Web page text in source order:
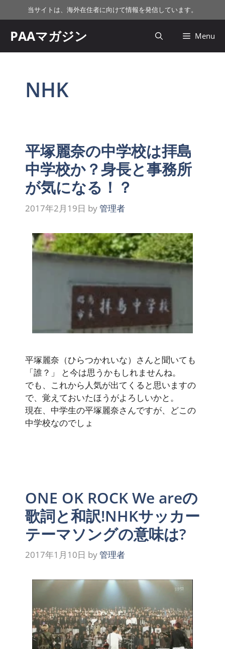
ン
ツ
当サイトは、海外在住者に向けて情報を発信しています。
PAAマガジン Menu
NHK
平塚麗奈の中学校は拝島
中学校か？身長と事務所
が気になる！？
2017年2月19日 by管理者
平塚麗奈（ひらつかれいな）さんと聞いても
「誰？」 と今は思うかもしれませんね。
でも、これから人気が出てくると思いますの
で、覚えておいたほうがよろしいかと。
現在、中学生の平塚麗奈さんですが、どこの
中学校なのでしょ
ONE OK ROCK We areの
歌詞と和訳!NHKサッカー
テーマソングの意味は?
2017年1月10日 by管理者